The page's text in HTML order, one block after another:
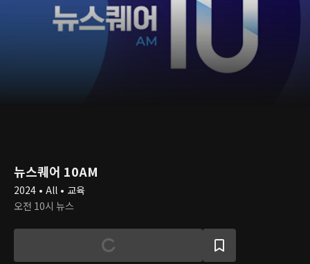
뉴스퀘어 10AM
2024 • All • 교육
오전 10시 뉴스